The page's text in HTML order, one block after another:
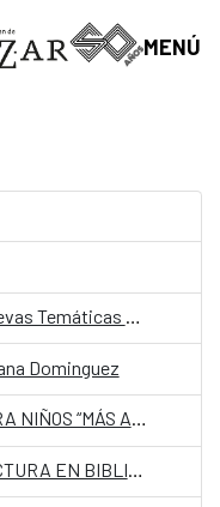
MENÚ
Ciclo de Historia del Paraguay. Nuevas Temáticas y Perspectivas
Dominguez
ESPECTÁCULO DE CUENTOS PARA NIÑOS “MÁS ALLÁ DEL OCÉANO”
TALLER DE ANIMACIÓN A LA LECTURA EN BIBLIOTECAS